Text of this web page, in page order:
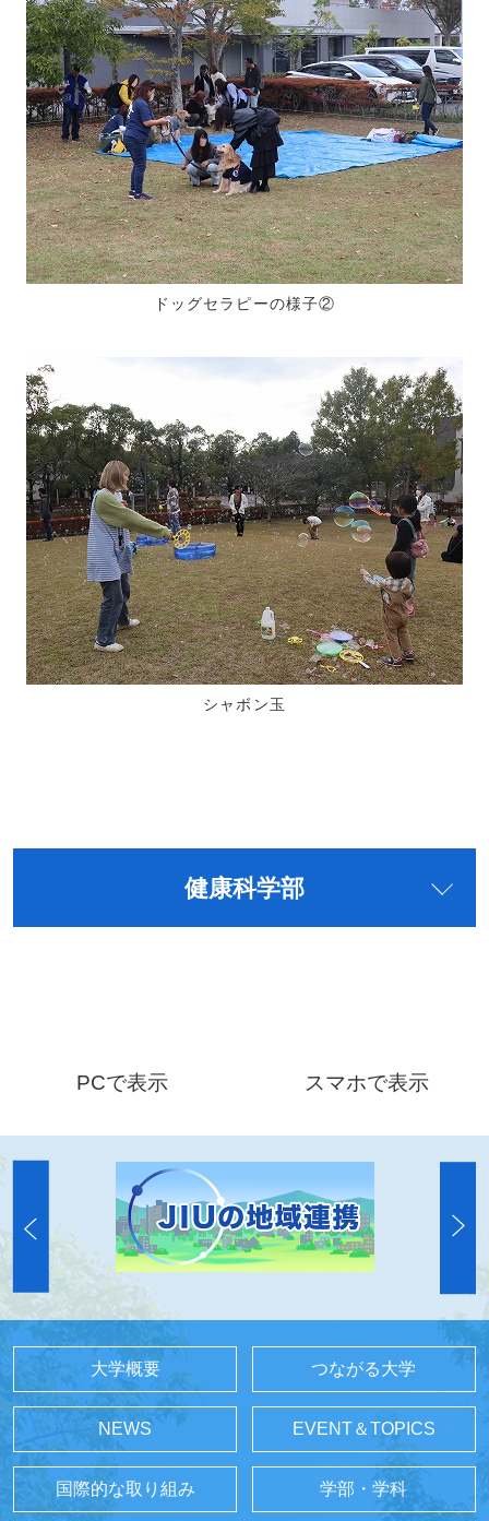
ドッグセラピーの様子②
シャボン玉
健康科学部
PCで表示 スマホで表示
大学概要 つながる大学
NEWS EVENT＆TOPICS
国際的な取り組み 学部・学科